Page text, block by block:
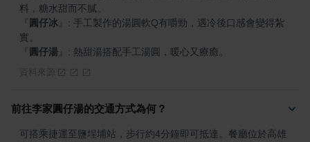
圓仔冰
: 手工製作的湯圓軟Q有嚼勁，遇冷後口感會變得紮
圓仔湯 : 熱甜湯搭配手工湯圓，暖心又療癒。
前往李家圓仔湯的交通方式為何？
可搭乘捷運至鹽埕埔站，步行約4分鐘即可抵達。餐廳位於高雄